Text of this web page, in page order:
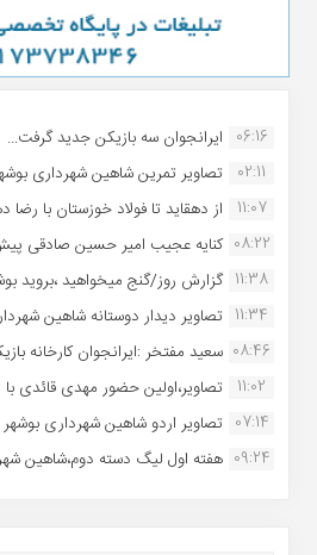
06:16 ایرانجوان سه بازیکن جدید گرفت...
02:11
تصاویر تمرین شاهین شهردارى
11:07
از دهقاید تا فولاد خوزستان با
08:22 کنایه عجیب امیر حسین صادقی
11:38 گزارش روز/گنج میخواهید ،بروید
11:34 تصاویر دیدار دوستانه شاهین
08:46 سعید مفتخر :ایرانجوان کارخانه
11:02
تصاویر،اولین حضور مهدی قائدی با
07:14 تصاویر اردو شاهین شهرداری
09:24 هفته اول لیگ دسته دوم،شاهین